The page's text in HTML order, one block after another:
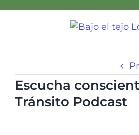
Escucha
Tránsito Podcast